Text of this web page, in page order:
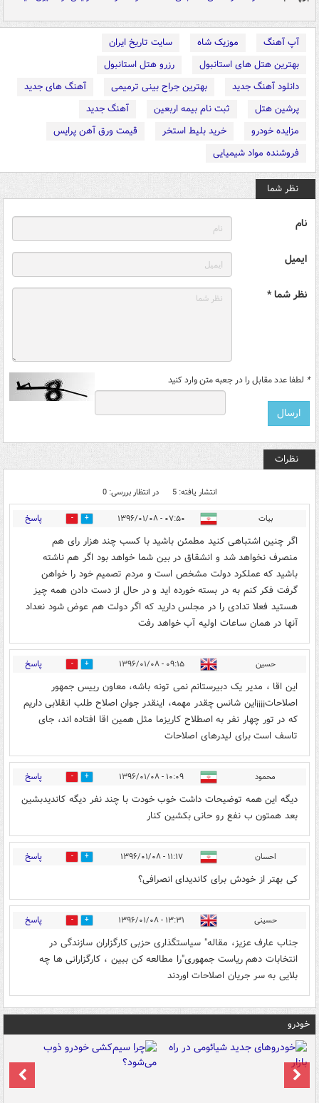
آپ آهنگ موزیک شاه
سایت تاریخ ایران
بهترین هتل های استانبول
رزرو هتل استانبول
دانلود آهنگ جدید
بهترین جراح بینی ترمیمی
آهنگ های جدید
پرشین هتل
ثبت نام بیمه اربعین
آهنگ جدید
مزایده خودرو
خرید بلیط استخر
قیمت ورق آهن پرایس
فروشنده مواد شیمیایی
نظر شما
نام
ایمیل
نظر شما *
* لطفا عدد مقابل را در جعبه متن وارد کنید
نظرات
انتشار یافته: 5 در انتظار بررسی: 0
بیات ۰۷:۵۰ - ۱۳۹۶/۰۱/۰۸ 15 پاسخ
اگر چنین اشتباهی کنید مطمئن باشید با کسب چند هزار رای هم
منصرف نخواهد شد و انشقاق در بین شما خواهد بود اگر هم ناشته
باشید که عملکرد دولت مشخص است و مردم تصمیم خود را خواهن
گرفت فکر کنم به در بسته خورده اید و در حال از دست دادن همه چیز
هستید فعلا تدادی را در مجلس دارید که اگر دولت هم عوض شود نعداد
آنها در همان ساعات اولیه آب خواهد رفت
حسین ۰۹:۱۵ - ۱۳۹۶/۰۱/۰۸ 20 پاسخ
این اقا ، مدیر یک دبیرستانم نمی تونه باشه، معاون رییس جمهور
اصلاحات¡¡¡¡این شانس چقدر مهمه، اینقدر جوان اصلاح طلب انقلابی داریم
که در تور چهار نفر به اصطلاح کاریزما مثل همین اقا افتاده اند، جای
تاسف است برای لیدرهای اصلاحات
محمود ۱۰:۰۹ - ۱۳۹۶/۰۱/۰۸ 11 پاسخ
دیگه این همه توضیحات داشت خوب خودت با چند نفر دیگه کاندیدبشین
بعد همتون ب نفع رو حانی بکشین کنار
احسان ۱۱:۱۷ - ۱۳۹۶/۰۱/۰۸ 17 پاسخ
کی بهتر از خودش برای کاندیدای انصرافی؟
حسینی ۱۳:۳۱ - ۱۳۹۶/۰۱/۰۸ 7 پاسخ
جناب عارف عزیز، مقاله" سیاستگذاری حزبی کارگزاران سازندگی در
انتخابات دهم ریاست جمهوری"را مطالعه کن ببین ، کارگزارانی ها چه
بلایی به سر جریان اصلاحات اوردند
خودرو